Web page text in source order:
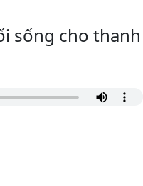
sống cho thanh